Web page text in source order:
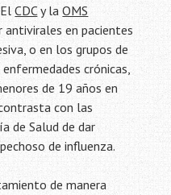
ElCDCy laOMS
antivirales en pacientes
o en los grupos de
crónicas,
de 19 años en
con las
de Salud de dar
de influenza.
de manera